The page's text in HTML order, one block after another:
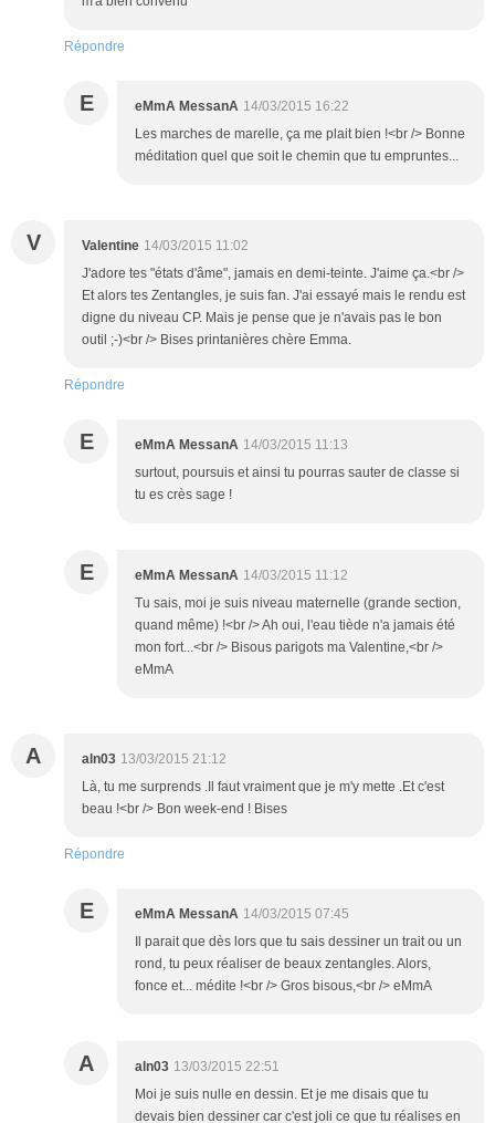
Répondre
E eMmA MessanA 14/03/2015 16:22
Les marches de marelle, ça me plait bien !<br /> Bonne
méditation quel que soit le chemin que tu empruntes...
V Valentine 14/03/2015 11:02
J'adore tes "états d'âme", jamais en demi-teinte. J'aime ça.<br />
Et alors tes Zentangles, je suis fan. J'ai essayé mais le rendu est
digne du niveau CP. Mais je pense que je n'avais pas le bon
outil ;-)<br /> Bises printanières chère Emma.
Répondre
E eMmA MessanA 14/03/2015 11:13
surtout, poursuis et ainsi tu pourras sauter de classe si
tu es crès sage !
E eMmA MessanA 14/03/2015 11:12
Tu sais, moi je suis niveau maternelle (grande section,
quand même) !<br /> Ah oui, l'eau tiède n'a jamais été
mon fort...<br /> Bisous parigots ma Valentine,<br />
eMmA
A aln03 13/03/2015 21:12
Là, tu me surprends .Il faut vraiment que je m'y mette .Et c'est
beau !<br /> Bon week-end ! Bises
Répondre
E eMmA MessanA 14/03/2015 07:45
Il parait que dès lors que tu sais dessiner un trait ou un
rond, tu peux réaliser de beaux zentangles. Alors,
fonce et... médite !<br /> Gros bisous,<br /> eMmA
A aln03 13/03/2015 22:51
Moi je suis nulle en dessin. Et je me disais que tu
devais bien dessiner car c'est joli ce que tu réalises en